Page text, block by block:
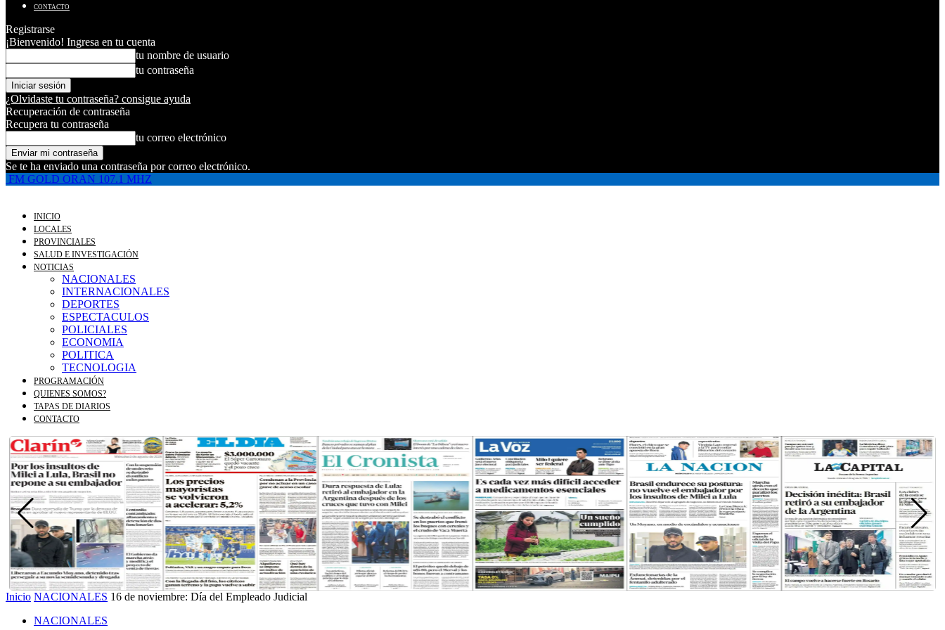
CONTACTO
Registrarse
¡Bienvenido! Ingresa en tu cuenta
tu nombre de usuario
tu contraseña
¿Olvidaste tu contraseña? consigue ayuda
Recuperación de contraseña
Recupera tu contraseña
tu correo electrónico
Se te ha enviado una contraseña por correo electrónico.
FM GOLD ORAN 107.1 MHZ
INICIO
LOCALES
PROVINCIALES
SALUD E INVESTIGACIÓN
NOTICIAS
NACIONALES
INTERNACIONALES
DEPORTES
ESPECTACULOS
POLICIALES
ECONOMIA
POLITICA
TECNOLOGIA
PROGRAMACIÓN
QUIENES SOMOS?
TAPAS DE DIARIOS
CONTACTO
Inicio NACIONALES 16 de noviembre: Día del Empleado Judicial
NACIONALES